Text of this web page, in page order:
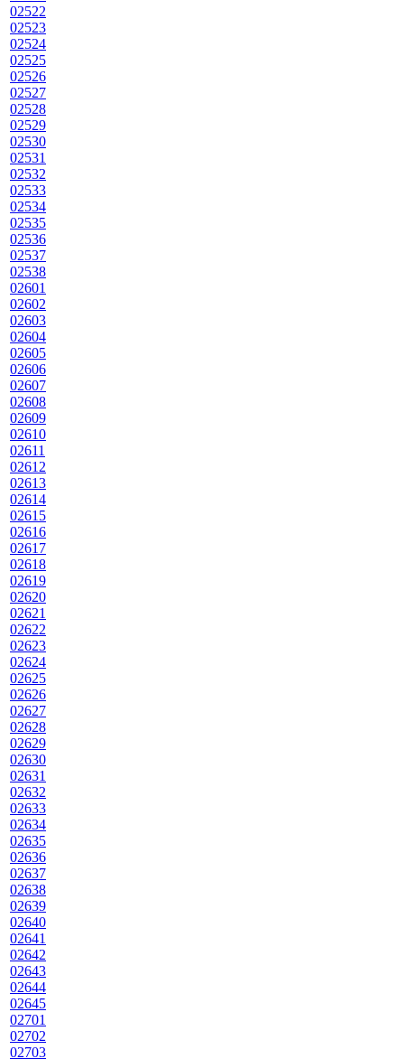
02522
02523
02524
02525
02526
02527
02528
02529
02530
02531
02532
02533
02534
02535
02536
02537
02538
02601
02602
02603
02604
02605
02606
02607
02608
02609
02610
02611
02612
02613
02614
02615
02616
02617
02618
02619
02620
02621
02622
02623
02624
02625
02626
02627
02628
02629
02630
02631
02632
02633
02634
02635
02636
02637
02638
02639
02640
02641
02642
02643
02644
02645
02701
02702
02703